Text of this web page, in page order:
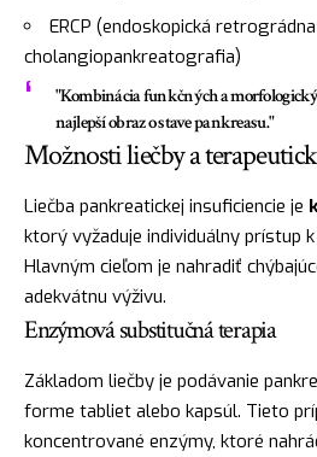
ERCP (endoskopická retrográdna
cholangiopankreatografia)
"Kombinácia funkčných a
najlepší obraz o stave pankreasu."
Možnosti liečby a
Liečba pankreatickej insuficiencie je
ktorý vyžaduje individuálny prístup
Hlavným cieľom je nahradiť
adekvátnu výživu.
Enzýmová substitučná terapia
Základom liečby je podávanie
forme tabliet alebo kapsúl. Tieto
koncentrované enzýmy, ktoré